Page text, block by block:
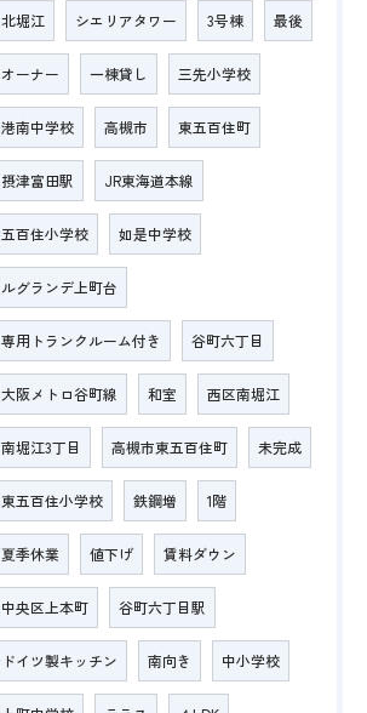
北堀江 シエリアタワー 3号棟 最後
オーナー 一棟貸し 三先小学校
港南中学校 高槻市 東五百住町
摂津富田駅 JR東海道本線
五百住小学校 如是中学校
ルグランデ上町台
専用トランクルーム付き 谷町六丁目
大阪メトロ谷町線 和室 西区南堀江
南堀江3丁目 高槻市東五百住町 未完成
東五百住小学校 鉄鋼増 1階
夏季休業 値下げ 賃料ダウン
中央区上本町 谷町六丁目駅
ドイツ製キッチン 南向き 中小学校